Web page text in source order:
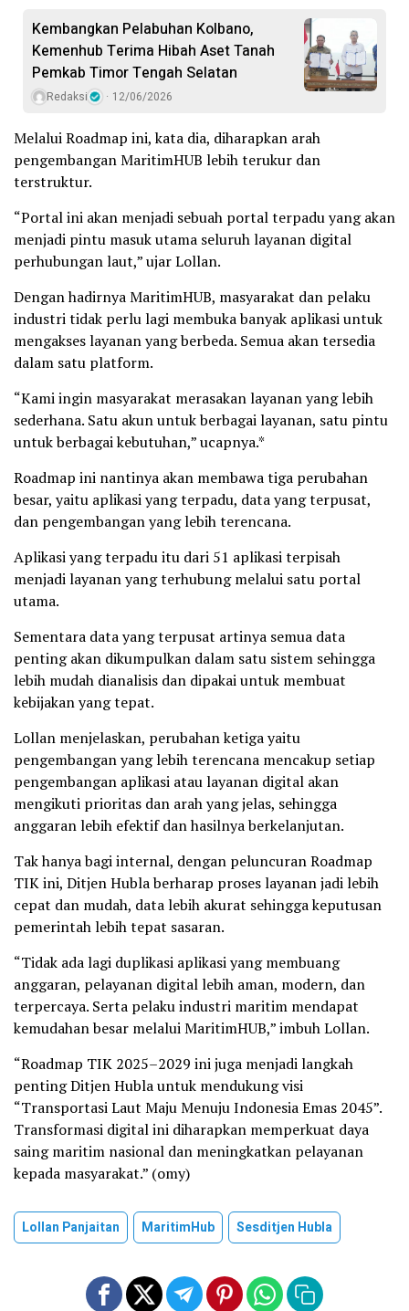
Kembangkan Pelabuhan Kolbano,
Kemenhub Terima Hibah Aset Tanah
Pemkab Timor Tengah Selatan
Redaksi 12/06/2026
Melalui Roadmap ini, kata dia, diharapkan arah
pengembangan MaritimHUB lebih terukur dan
terstruktur.
“Portal ini akan menjadi sebuah portal terpadu yang akan
menjadi pintu masuk utama seluruh layanan digital
perhubungan laut,” ujar Lollan.
Dengan hadirnya MaritimHUB, masyarakat dan pelaku
industri tidak perlu lagi membuka banyak aplikasi untuk
mengakses layanan yang berbeda. Semua akan tersedia
dalam satu platform.
“Kami ingin masyarakat merasakan layanan yang lebih
sederhana. Satu akun untuk berbagai layanan, satu pintu
untuk berbagai kebutuhan,” ucapnya.*
Roadmap ini nantinya akan membawa tiga perubahan
besar, yaitu aplikasi yang terpadu, data yang terpusat,
dan pengembangan yang lebih terencana.
Aplikasi yang terpadu itu dari 51 aplikasi terpisah
menjadi layanan yang terhubung melalui satu portal
utama.
Sementara data yang terpusat artinya semua data
penting akan dikumpulkan dalam satu sistem sehingga
lebih mudah dianalisis dan dipakai untuk membuat
kebijakan yang tepat.
Lollan menjelaskan, perubahan ketiga yaitu
pengembangan yang lebih terencana mencakup setiap
pengembangan aplikasi atau layanan digital akan
mengikuti prioritas dan arah yang jelas, sehingga
anggaran lebih efektif dan hasilnya berkelanjutan.
Tak hanya bagi internal, dengan peluncuran Roadmap
TIK ini, Ditjen Hubla berharap proses layanan jadi lebih
cepat dan mudah, data lebih akurat sehingga keputusan
pemerintah lebih tepat sasaran.
“Tidak ada lagi duplikasi aplikasi yang membuang
anggaran, pelayanan digital lebih aman, modern, dan
terpercaya. Serta pelaku industri maritim mendapat
kemudahan besar melalui MaritimHUB,” imbuh Lollan.
“Roadmap TIK 2025–2029 ini juga menjadi langkah
penting Ditjen Hubla untuk mendukung visi
“Transportasi Laut Maju Menuju Indonesia Emas 2045”.
Transformasi digital ini diharapkan memperkuat daya
saing maritim nasional dan meningkatkan pelayanan
kepada masyarakat.” (omy)
Lollan Panjaitan MaritimHub Sesditjen Hubla